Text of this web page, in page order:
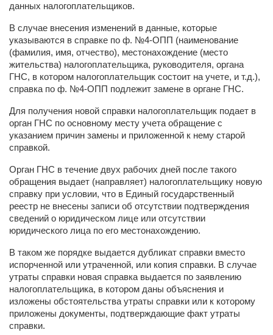
данных налогоплательщиков.
В случае внесения изменений в данные, которые
указываются в справке по ф. №4-ОПП (наименование
(фамилия, имя, отчество), местонахождение (место
жительства) налогоплательщика, руководителя, органа
ГНС, в котором налогоплательщик состоит на учете, и т.д.),
справка по ф. №4-ОПП подлежит замене в органе ГНС.
Для получения новой справки налогоплательщик подает в
орган ГНС по основному месту учета обращение с
указанием причин замены и приложенной к нему старой
справкой.
Орган ГНС в течение двух рабочих дней после такого
обращения выдает (направляет) налогоплательщику новую
справку при условии, что в Единый государственный
реестр не внесены записи об отсутствии подтверждения
сведений о юридическом лице или отсутствии
юридического лица по его местонахождению.
В таком же порядке выдается дубликат справки вместо
испорченной или утраченной, или копия справки. В случае
утраты справки новая справка выдается по заявлению
налогоплательщика, в котором даны объяснения и
изложены обстоятельства утраты справки или к которому
приложены документы, подтверждающие факт утраты
справки.